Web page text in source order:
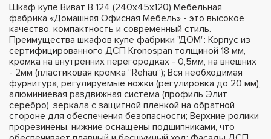
Шкаф купе Виват В 124 (240х45х120) Мебельная
фабрика «Домашняя Офисная Мебель» - это высокое
качество, компактность и современный стиль.
Преимущества шкафов купе фабрики "ДОМ": Корпус из
сертифицированного ДСП Kronospan толщиной 18 мм,
кромка на внутренних перегородках - 0,5мм, на внешних
- 2мм (пластиковая кромка “Rehau”); Вся необходимая
фурнитура, регулируемые ножки (регулировка до 20 мм),
алюминиевая раздвижная система (профиль Элит
серебро), зеркала с защитной пленкой на обратной
стороне для обеспечения безопасности; Верхние ролики
прорезинены, нижние оснащены подшипниками, что